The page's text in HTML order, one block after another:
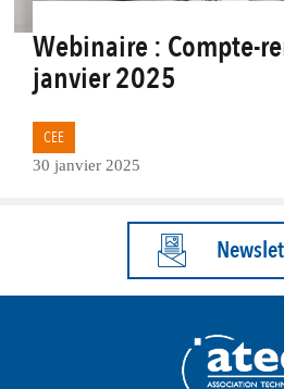
Webinaire : Compte-
janvier 2025
CEE
30 janvier 2025